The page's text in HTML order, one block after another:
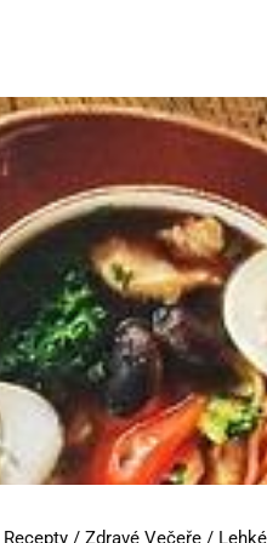
/ Zdravé Večeře /